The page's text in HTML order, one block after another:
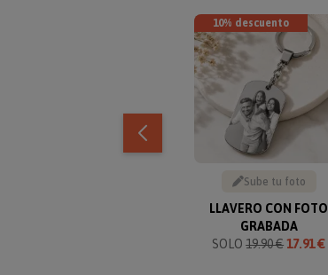
10% descuento
Sube tu foto
LLAVERO CON FOTO
GRABADA
SOLO19.90 €17.91 €